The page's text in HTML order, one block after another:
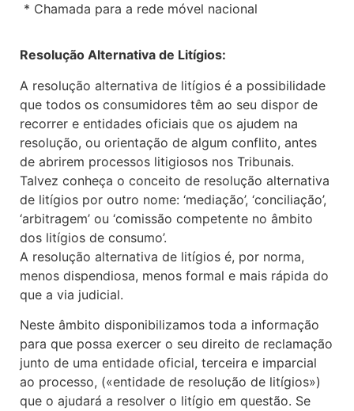
* Chamada para a rede móvel nacional
Resolução Alternativa de Litígios:
A resolução alternativa de litígios é a possibilidade
que todos os consumidores têm ao seu dispor de
recorrer e entidades oficiais que os ajudem na
resolução, ou orientação de algum conflito, antes
de abrirem processos litigiosos nos Tribunais.
Talvez conheça o conceito de resolução alternativa
de litígios por outro nome: ‘mediação’, ‘conciliação’,
‘arbitragem’ ou ‘comissão competente no âmbito
dos litígios de consumo’.
A resolução alternativa de litígios é, por norma,
menos dispendiosa, menos formal e mais rápida do
que a via judicial.
Neste âmbito disponibilizamos toda a informação
para que possa exercer o seu direito de reclamação
junto de uma entidade oficial, terceira e imparcial
ao processo, («entidade de resolução de litígios»)
que o ajudará a resolver o litígio em questão. Se